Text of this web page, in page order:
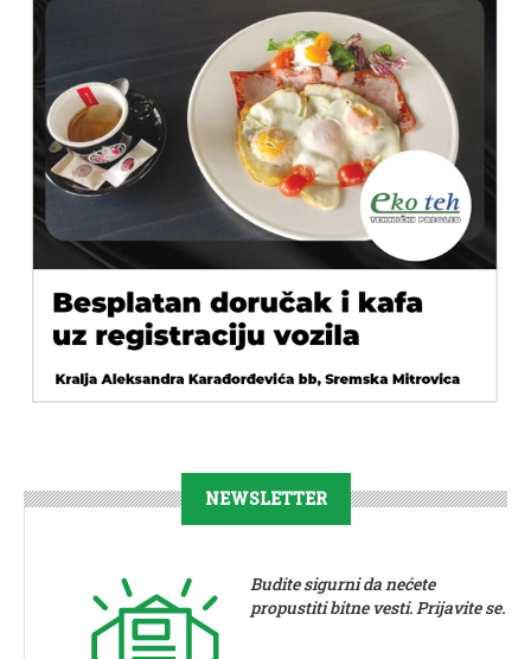
NEWSLETTER
Budite sigurni da nećete
propustiti bitne vesti. Prijavite se.